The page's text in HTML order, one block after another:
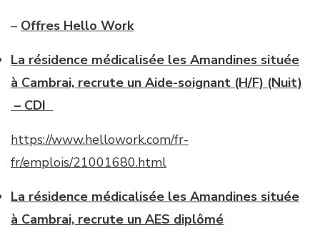
– Offres Hello Work
La résidence médicalisée les Amandines située
à Cambrai, recrute un Aide-soignant (H/F) (Nuit)
– CDI
https://www.hellowork.com/fr-
fr/emplois/21001680.html
La résidence médicalisée les Amandines située
à Cambrai, recrute un AES diplômé